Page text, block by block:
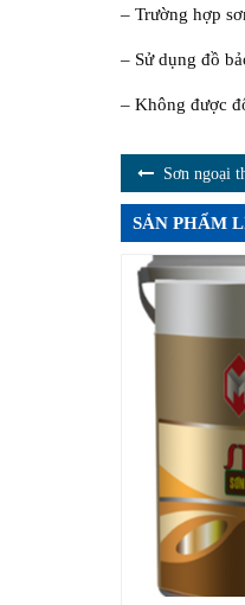
– Trường hợp
– Sử dụng đồ
– Không được
Sơn ngoại
SẢN PHẨM